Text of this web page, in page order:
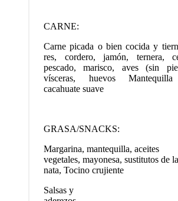
CARNE:
Carne picada o bien cocida y
res, cordero, jamón, ternera,
pescado, marisco, aves (sin
vísceras, huevos
cacahuate suave
GRASA/SNACKS:
Margarina, mantequilla, aceites
vegetales, mayonesa, sustitutos de la
nata, Tocino crujiente
Salsas y